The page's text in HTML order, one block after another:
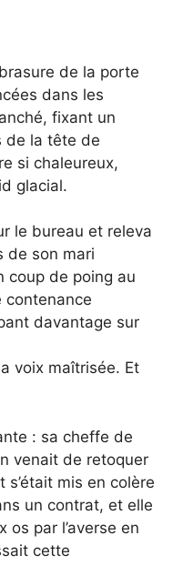
de la porte
dans les
fixant un
de la tête de
si chaleureux,
glacial.
le bureau et releva
de son mari
coup de poing au
contenance
davantage sur
voix maîtrisée. Et
: sa cheffe de
venait de retoquer
mis en colère
un contrat, et elle
os par l’averse en
cette